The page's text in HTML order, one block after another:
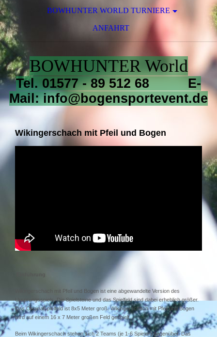
BOWHUNTER WORLD TURNIERE
ANFAHRT
BOWHUNTER World
Tel. 01577 - 89 512 68 E-
Mail: info@bogensportevent.de
Wikingerschach mit Pfeil und Bogen
Einführung
Wikingerschach mit Pfeil und Bogen ist eine abgewandelte Version des
Ursprungsspiels. Die Spielsteine und das Spielfeld sind dabei erheblich größer.
Das Originalspielfeld ist 8x5 Meter groß. Wikingerschach mit Pfeil und Bogen
wird auf einem 16 x 7 Meter großen Feld gespielt.
Beim Wikingerschach stehen sich 2 Teams (je 1-6 Spieler) gegenüber. Das